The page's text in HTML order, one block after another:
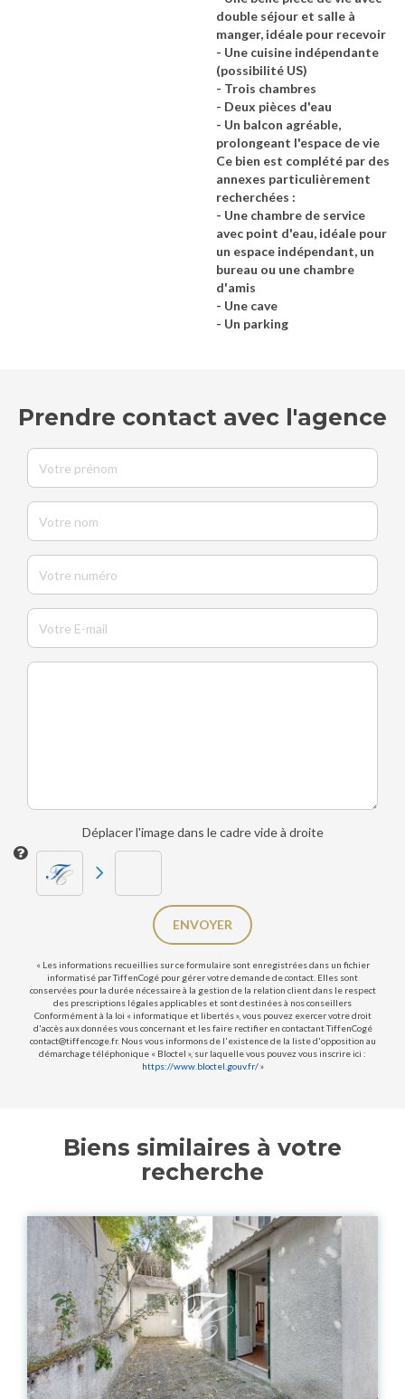
double séjour et salle à
manger, idéale pour recevoir
- Une cuisine indépendante
(possibilité US)
- Trois chambres
- Deux pièces d'eau
- Un balcon agréable,
prolongeant l'espace de vie
Ce bien est complété par des
annexes particulièrement
recherchées :
- Une chambre de service
avec point d'eau, idéale pour
un espace indépendant, un
bureau ou une chambre
d'amis
- Une cave
- Un parking
Prendre contact avec l'agence
Déplacer l'image dans le cadre vide à droite
ENVOYER
« Les informations recueillies sur ce formulaire sont enregistrées dans un fichier
informatisé par TiffenCogé pour gérer votre demande de contact. Elles sont
conservées pour la durée nécessaire à la gestion de la relation client dans le respect
des prescriptions légales applicables et sont destinées à nos conseillers
Conformément à la loi « informatique et libertés », vous pouvez exercer votre droit
d'accès aux données vous concernant et les faire rectifier en contactant TiffenCogé
contact@tiffencoge.fr. Nous vous informons de l'existence de la liste d'opposition au
démarchage téléphonique « Bloctel », sur laquelle vous pouvez vous inscrire ici :
https://www.bloctel.gouv.fr/»
Biens similaires à votre
recherche